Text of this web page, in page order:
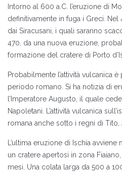
Intorno al 600 a.C. l’eruzione di
definitivamente in fuga i Greci. Nel
dai Siracusani, i quali saranno
470, da una nuova eruzione,
formazione del cratere di Porto
Probabilmente l’attività vulcanica
periodo romano. Si ha notizia di
l’Imperatore Augusto, il quale
Napoletani. L’attività vulcanica
romana anche sotto i regni di Tito,
L’ultima eruzione di Ischia
un cratere apertosi in zona
mesi. Una colata larga da 500 a